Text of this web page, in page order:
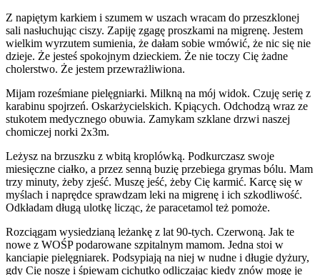
Z napiętym karkiem i szumem w uszach wracam do przeszklonej
sali nasłuchując ciszy. Zapiję zgagę proszkami na migrenę. Jestem
wielkim wyrzutem sumienia, że dałam sobie wmówić, że nic się nie
dzieje. Że jesteś spokojnym dzieckiem. Że nie toczy Cię żadne
cholerstwo. Że jestem przewrażliwiona.
Mijam roześmiane pielęgniarki. Milkną na mój widok. Czuję serię z
karabinu spojrzeń. Oskarżycielskich. Kpiących. Odchodzą wraz ze
stukotem medycznego obuwia. Zamykam szklane drzwi naszej
chomiczej norki 2x3m.
Leżysz na brzuszku z wbitą kroplówką. Podkurczasz swoje
miesięczne ciałko, a przez senną buzię przebiega grymas bólu. Mam
trzy minuty, żeby zjeść. Muszę jeść, żeby Cię karmić. Karcę się w
myślach i naprędce sprawdzam leki na migrenę i ich szkodliwość.
Odkładam długą ulotkę licząc, że paracetamol też pomoże.
Rozciągam wysiedzianą leżankę z lat 90-tych. Czerwoną. Jak te
nowe z WOŚP podarowane szpitalnym mamom. Jedna stoi w
kanciapie pielęgniarek. Podsypiają na niej w nudne i długie dyżury,
gdy Cię noszę i śpiewam cichutko odliczając kiedy znów mogę je